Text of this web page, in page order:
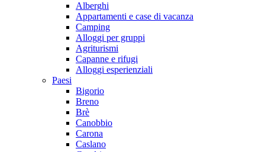
Alberghi
Appartamenti e case di vacanza
Camping
Alloggi per gruppi
Agriturismi
Capanne e rifugi
Alloggi esperienziali
Paesi
Bigorio
Breno
Brè
Canobbio
Carona
Caslano